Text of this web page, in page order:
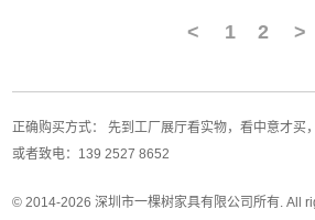
< 1 2 >
正确购买方式：先到工厂展厅看实物，看中意才买
或者致电： 139 2527 8652
© 2014-2026 深圳市一棵树家具有限公司所有. All